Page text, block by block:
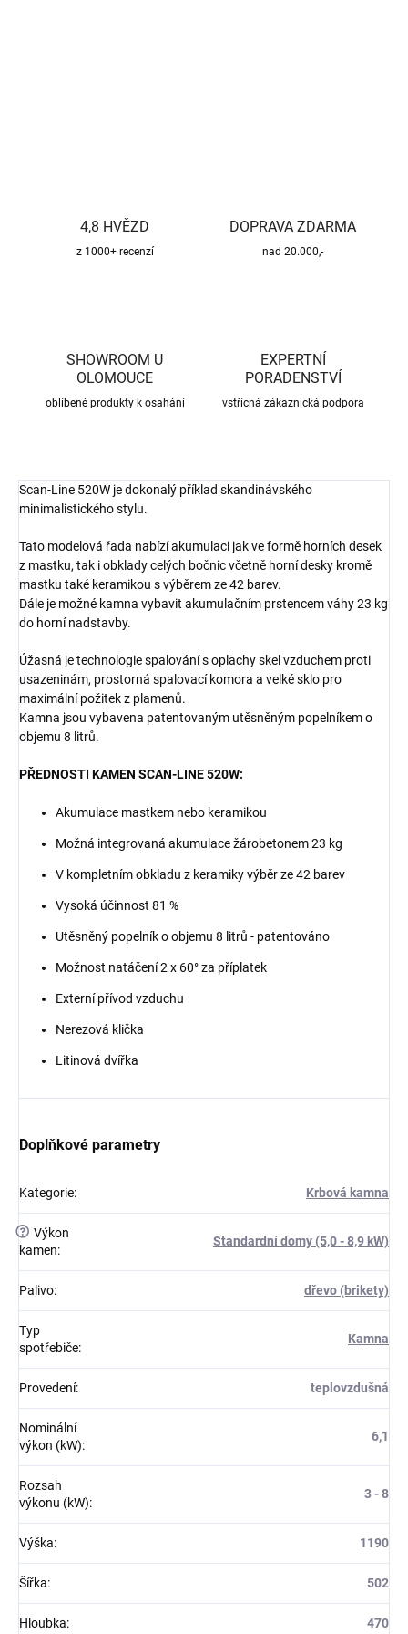
4,8 HVĚZD
z 1000+ recenzí
DOPRAVA ZDARMA
nad 20.000,-
SHOWROOM U
OLOMOUCE
oblíbené produkty k osahání
EXPERTNÍ
PORADENSTVÍ
vstřícná zákaznická podpora
Scan-Line 520W je dokonalý příklad skandinávského
minimalistického stylu.
Tato modelová řada nabízí akumulaci jak ve formě horních desek
z mastku, tak i obklady celých bočnic včetně horní desky kromě
mastku také keramikou s výběrem ze 42 barev.
Dále je možné kamna vybavit akumulačním prstencem váhy 23 kg
do horní nadstavby.
Úžasná je technologie spalování s oplachy skel vzduchem proti
usazeninám, prostorná spalovací komora a velké sklo pro
maximální požitek z plamenů.
Kamna jsou vybavena patentovaným utěsněným popelníkem o
objemu 8 litrů.
PŘEDNOSTI KAMEN SCAN-LINE 520W:
Akumulace mastkem nebo keramikou
Možná integrovaná akumulace žárobetonem 23 kg
V kompletním obkladu z keramiky výběr ze 42 barev
Vysoká účinnost 81 %
Utěsněný popelník o objemu 8 litrů - patentováno
Možnost natáčení 2 x 60° za příplatek
Externí přívod vzduchu
Nerezová klička
Litinová dvířka
Doplňkové parametry
Kategorie: Krbová kamna
? Výkon
kamen:
Standardní domy (5,0 - 8,9 kW)
Palivo: dřevo (brikety)
Typ
spotřebiče:
Kamna
Provedení: teplovzdušná
Nominální
výkon (kW):
6,1
Rozsah
výkonu (kW):
3 - 8
Výška: 1190
Šířka: 502
Hloubka: 470